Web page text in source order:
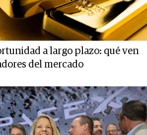
a largo plazo: qué ven
del mercado